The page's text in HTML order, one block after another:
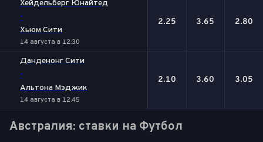
Хейдельберг Юнайтед
-
Хьюм Сити
14 августа в 12:30
2.25 3.65 2.80
Данденонг Сити
-
Альтона Мэджик
14 августа в 12:45
2.10 3.60 3.05
Австралия: ставки на Футбол